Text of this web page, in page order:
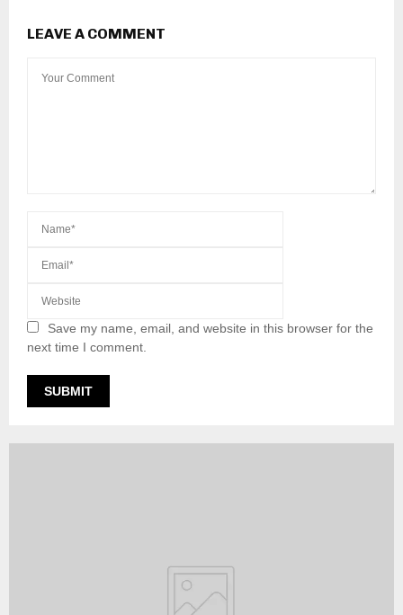
LEAVE A COMMENT
Save my name, email, and website in this browser for the
next time I comment.